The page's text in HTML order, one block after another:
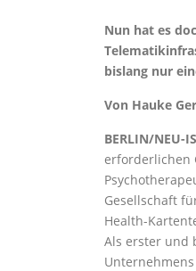
Nun hat es
bislang nur
Von Hauke
BERLIN/NEU-
erforderlichen
Gesellschaft
Health-
Als erster und